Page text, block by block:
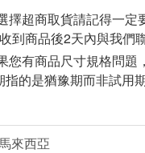
超商取貨請記得一定
到商品後2天內與我們
您有商品尺寸規格問題
指的是猶豫期而非試
來西亞